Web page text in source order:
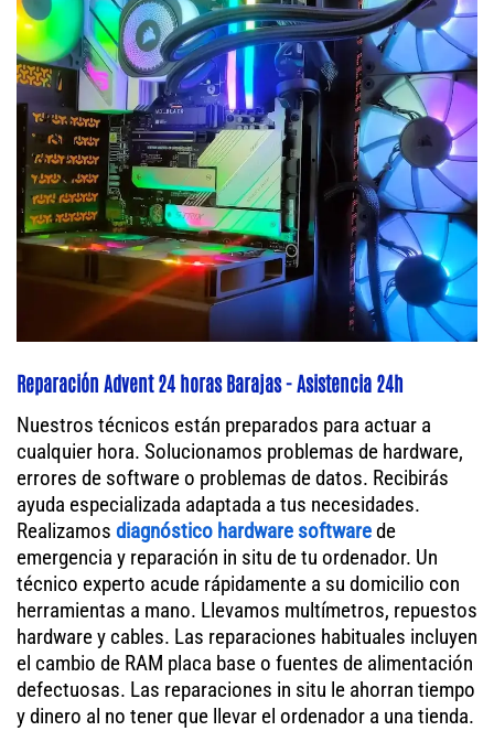
Reparación Advent 24 horas Barajas - Asistencia 24h
Nuestros técnicos están preparados para actuar a
cualquier hora. Solucionamos problemas de hardware,
errores de software o problemas de datos. Recibirás
ayuda especializada adaptada a tus necesidades.
Realizamos diagnóstico hardware softwarede
emergencia y reparación in situ de tu ordenador. Un
técnico experto acude rápidamente a su domicilio con
herramientas a mano. Llevamos multímetros, repuestos
hardware y cables. Las reparaciones habituales incluyen
el cambio de RAM placa base o fuentes de alimentación
defectuosas. Las reparaciones in situ le ahorran tiempo
y dinero al no tener que llevar el ordenador a una tienda.